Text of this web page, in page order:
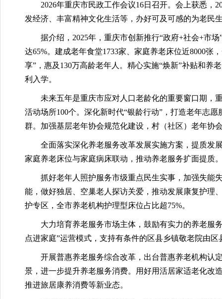
2026年重庆市民政工作会议16日召开。会上获悉，
发经济、丰富精神文化生活等，办好可及可感的为老民
据介绍，2025年，重庆市创新推行“政府+社会+市
达65%。建成老年食堂1733家、家庭养老床位近8000张
享”，惠及130万高龄老年人。精心实施“焕新”补贴和养
利入学。
未来五年是重庆市应对人口老龄化的重要窗口期，
活动场所100个。深化新时代“银龄行动”，打造老年志
群。加强基层老年协会规范化建设，村（社区）老年协
全面落实深化养老服务改革发展实施方案，提质发
家庭养老床位与家庭病床联动，推动养老服务扩面提质
抓好老年人照护服务市级重点民生实事，加强失能
能，做好独居、空巢老人探访关爱，推动发展康复护理
护专区，全市养老机构护理型床位占比超75%。
大力培育养老服务市场主体，鼓励有实力的养老服
点进家庭”运营模式，支持有条件的区县乡镇敬老院由
开展普惠养老服务综合改革，出台普惠养老机构认
景，进一步提升养老服务消费。用好用活居家适老化改
推进旅居康养消费等新业态。